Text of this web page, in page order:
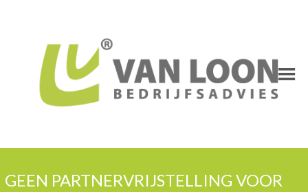
GEEN PARTNERVRIJSTELLING VOOR